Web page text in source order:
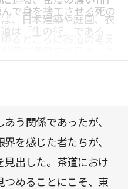
、日本建築や庭園、衣
る。日ごろ茶道に馴染
『不完全』を心の中に
考え方には、うなずけ
ろうか。
で身を捨てさせる死の
は「生の術」であると
とがままあるのでない
ったをかける岡倉の言
ちの心にも十分響くも
う関係であったが、
を感じた者たちが、
見出した。茶道におけ
つめることにこそ、東